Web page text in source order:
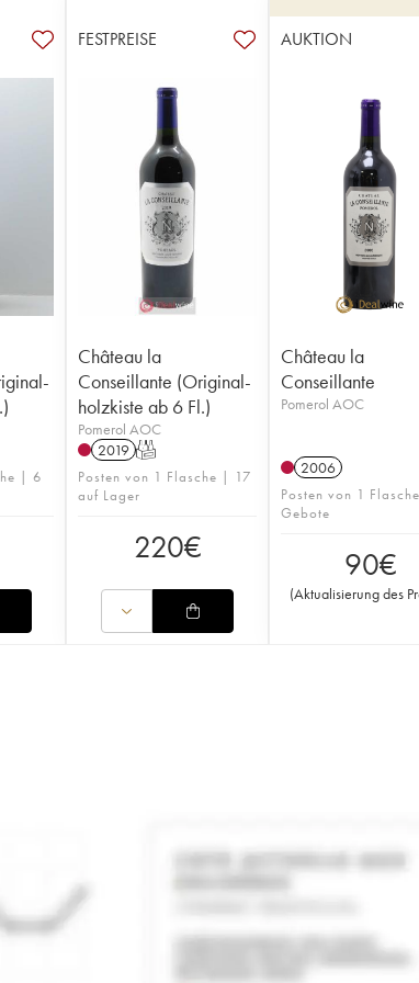
| 6
FESTPREISE
Château la
Conseillante (Original-
holzkiste ab 6 Fl.)
Pomerol AOC
2019 T
Posten von 1 Flasche | 17
auf Lager
220€
AUKTION
Château la
Conseillante
Pomerol AOC
2006
Posten von 1
Gebote
90€
(Aktualisierung des